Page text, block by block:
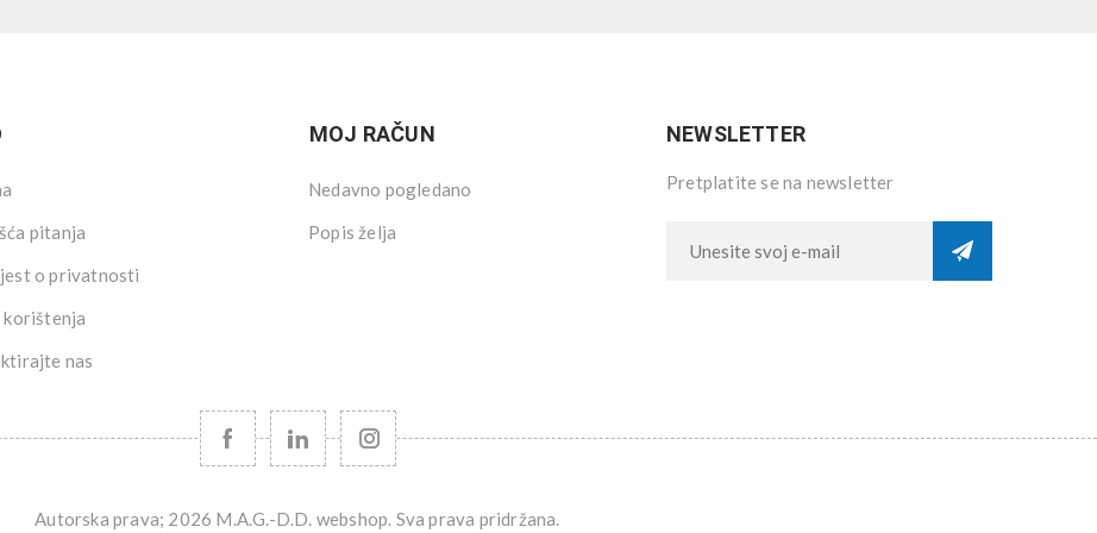
pitanja
o privatnosti
nas
MOJ RAČUN
Nedavno pogledano
Popis želja
NEWSLETTER
Pretplatite se na newsletter
Autorska prava; 2026 M.A.G.-D.D. webshop. Sva prava pridržana.